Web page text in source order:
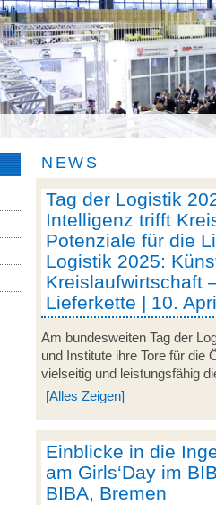
NEWS
Tag der Logistik
Intelligenz trifft
Potenziale für die
Logistik 2025:
Kreislaufwirtschaft
Lieferkette | 10.
Am bundesweiten Tag der
und Institute ihre Tore für die
vielseitig und leistungsfähig
[Alles Zeigen]
Einblicke in die
am Girls‘Day im
BIBA, Bremen